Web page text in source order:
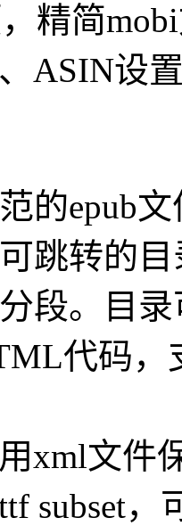
精简
ASIN设
的epub
跳转的
段。目
代码，
xml文件
subset